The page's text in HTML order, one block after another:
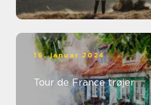
16. januar 2024
Tour de France trøjer